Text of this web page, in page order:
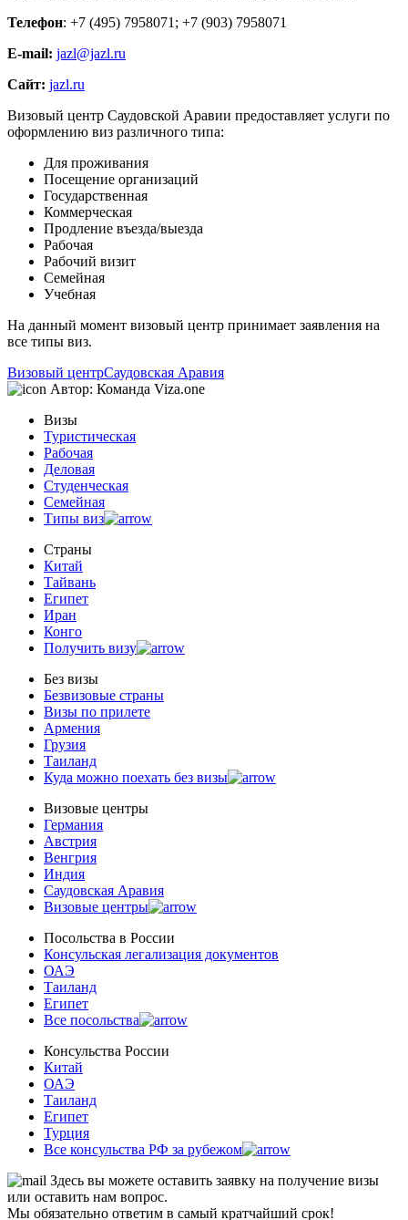
Телефон: +7 (495) 7958071; +7 (903) 7958071
E-mail: jazl@jazl.ru
Сайт: jazl.ru
Визовый центр Саудовской Аравии предоставляет услуги по
оформлению виз различного типа:
Для проживания
Посещение организаций
Государственная
Коммерческая
Продление въезда/выезда
Рабочая
Рабочий визит
Семейная
Учебная
На данный момент визовый центр принимает заявления на
все типы виз.
Визовый центрСаудовская Аравия
Автор: Команда Viza.one
Визы
Туристическая
Рабочая
Деловая
Студенческая
Семейная
Типы виз
Страны
Китай
Тайвань
Египет
Иран
Конго
Получить визу
Без визы
Безвизовые страны
Визы по прилете
Армения
Грузия
Таиланд
Куда можно поехать без визы
Визовые центры
Германия
Австрия
Венгрия
Индия
Саудовская Аравия
Визовые центры
Посольства в Роcсии
Консульская легализация документов
ОАЭ
Таиланд
Египет
Все посольства
Консульства России
Китай
ОАЭ
Таиланд
Египет
Турция
Все консульства РФ за рубежом
Здесь вы можете оставить заявку на получение визы
или оставить нам вопрос.
Мы обязательно ответим в самый кратчайший срок!